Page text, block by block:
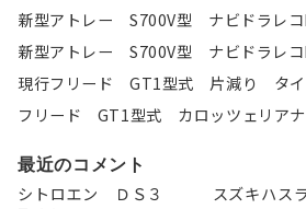
新型アトレー S700V型 ナビドラレ
新型アトレー S700V型 ナビドラレ
現行フリード GT1型式 片減り タイ
フリード GT1型式 カロッツェリアナ
最近のコメント
シトロエン ＤＳ３ スズキハス